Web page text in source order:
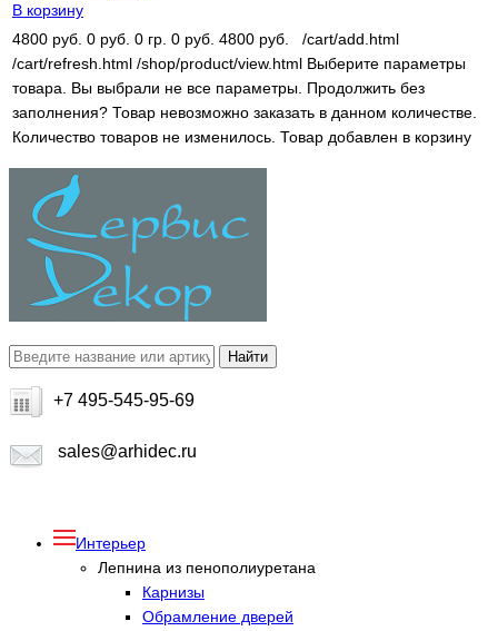
В корзину
4800 руб. 0 руб. 0 гр. 0 руб. 4800 руб.
/cart/add.html
/cart/refresh.html /shop/product/view.html Выберите параметры
товара.
Вы выбрали не все параметры. Продолжить без
заполнения? Товар невозможно заказать в данном количестве.
Количество товаров не изменилось. Товар добавлен в корзину
+7 495-545-95-69
sales@arhidec.ru
Интерьер
Лепнина из пенополиуретана
Карнизы
Обрамление дверей